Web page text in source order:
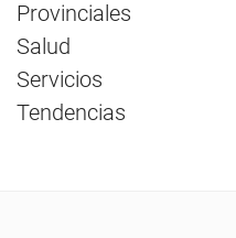
Provinciales
Salud
Servicios
Tendencias